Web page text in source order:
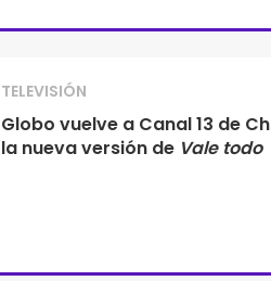
TELEVISIÓN
Globo vuelve a Canal 13 de
la nueva versión de Vale todo